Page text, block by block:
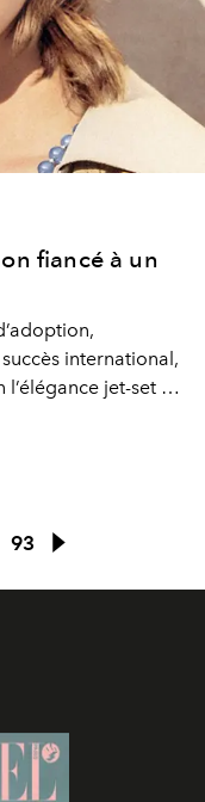
fiancé à un
international,
jet-set de
à briller.
93